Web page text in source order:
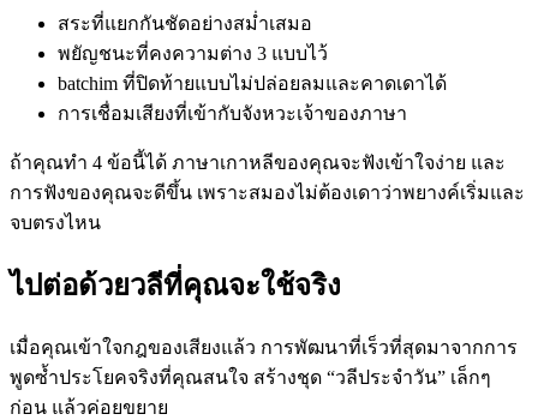
สระที่แยกกันชัดอย่างสม่ำเสมอ
พยัญชนะที่คงความต่าง 3 แบบไว้
batchim ที่ปิดท้ายแบบไม่ปล่อยลมและคาดเดาได้
การเชื่อมเสียงที่เข้ากับจังหวะเจ้าของภาษา
ถ้าคุณทำ 4 ข้อนี้ได้ ภาษาเกาหลีของคุณจะฟังเข้าใจง่าย และ
การฟังของคุณจะดีขึ้น เพราะสมองไม่ต้องเดาว่าพยางค์เริ่มและ
จบตรงไหน
ไปต่อด้วยวลีที่คุณจะใช้จริง
เมื่อคุณเข้าใจกฎของเสียงแล้ว การพัฒนาที่เร็วที่สุดมาจากการ
พูดซ้ำประโยคจริงที่คุณสนใจ สร้างชุด “วลีประจำวัน” เล็กๆ
ก่อน แล้วค่อยขยาย